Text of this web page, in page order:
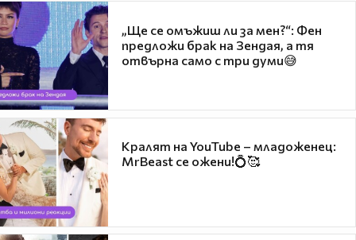
„Ще се омъжиш ли за мен?“: Фен
предложи брак на Зендая, а тя
отвърна само с три думи😅
Кралят на YouTube – младоженец:
MrBeast се ожени!💍🥰